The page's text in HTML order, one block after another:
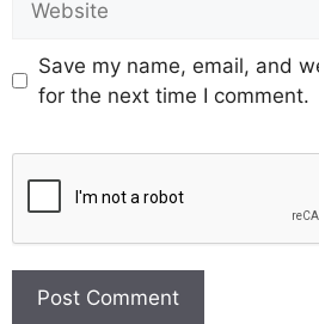
Save my name, email, and
for the next time I comment.